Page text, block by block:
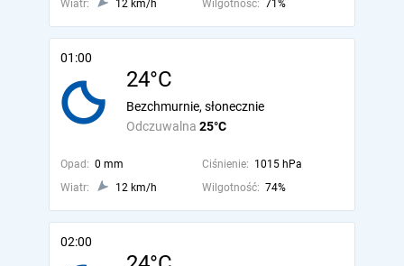
Wiatr:
12 km/h Wilgotność: 71%
01:00
24°C
Odczuwalna 25°C
Bezchmurnie, słonecznie
Opad: 0 mm Ciśnienie: 1015 hPa
Wiatr:
12 km/h Wilgotność: 74%
02:00